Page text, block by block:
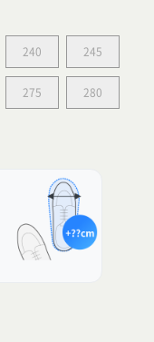
240 245
275 280